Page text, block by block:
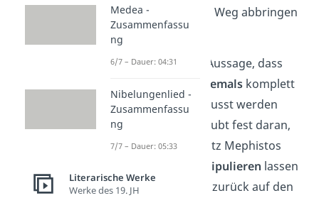
Faust vom rechten Weg abbringen
und „ruinieren“.
Im Kern steht die Aussage, dass
niemals komplett
vom Bösen beeinflusst werden
kann. Der Herr glaubt fest daran,
dass Faust sich trotz Mephistos
nicht manipulieren lassen
wird und am Ende zurück auf den
Medea -
Zusammenfassu
ng
6/7 – Dauer: 04:31
Nibelungenlied -
Zusammenfassu
ng
7/7 – Dauer: 05:33
Literarische Werke
Werke des 19. JH